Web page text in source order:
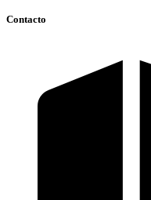
Contacto